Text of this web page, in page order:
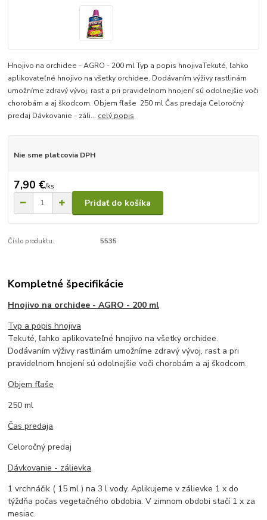
Hnojivo na orchidee - AGRO - 200 ml Typ a popis hnojivaTekuté, ľahko
aplikovateľné hnojivo na všetky orchidee. Dodávaním výživy rastlinám
umožníme zdravý vývoj, rast a pri pravidelnom hnojení sú odolnejšie voči
chorobám a aj škodcom. Objem fľaše 250 ml Čas predaja Celoročný
predaj Dávkovanie - záli... celý popis
Nie sme platcovia DPH
7,90 €/ks
Pridať do košíka
Číslo produktu: 5535
Kompletné špecifikácie
Hnojivo na orchidee - AGRO - 200 ml
Typ a popis hnojiva
Tekuté, ľahko aplikovateľné hnojivo na všetky orchidee.
Dodávaním výživy rastlinám umožníme zdravý vývoj, rast a pri
pravidelnom hnojení sú odolnejšie voči chorobám a aj škodcom.
Objem fľaše
250 ml
Čas predaja
Celoročný predaj
Dávkovanie - zálievka
1 vrchnáčik ( 15 ml ) na 3 l vody. Aplikujeme v zálievke 1 x do
týždňa počas vegetačného obdobia. V zimnom obdobi stačí 1 x za
mesiac.